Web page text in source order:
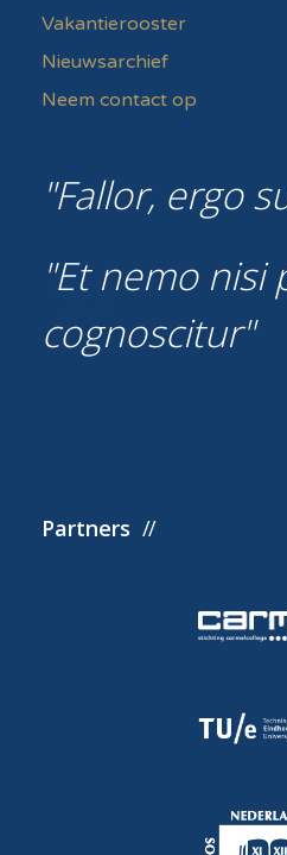
Vakantierooster
Nieuwsarchief
Neem contact op
Fallor, ergo
Et nemo nisi
cognoscitur
Partners